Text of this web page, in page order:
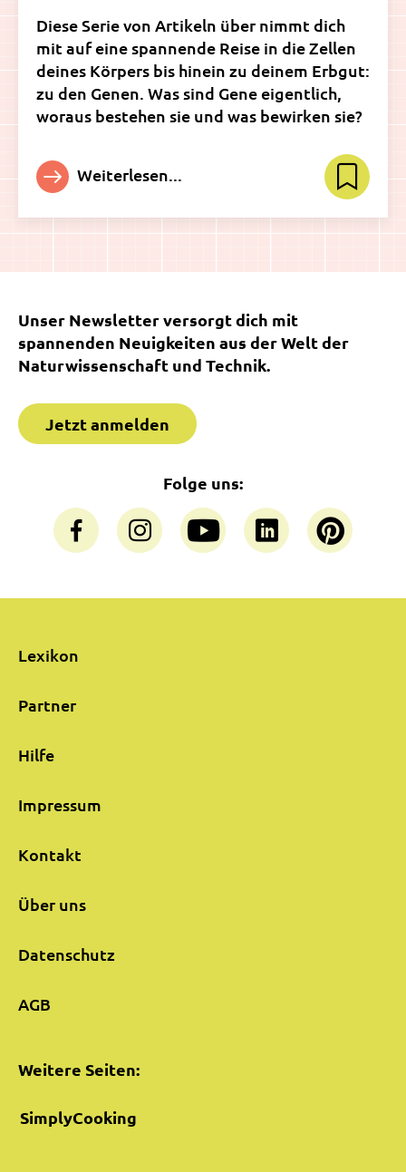
Diese Serie von Artikeln über nimmt dich
mit auf eine spannende Reise in die Zellen
deines Körpers bis hinein zu deinem Erbgut:
zu den Genen. Was sind Gene eigentlich,
woraus bestehen sie und was bewirken sie?
Weiterlesen...
Unser Newsletter versorgt dich mit
spannenden Neuigkeiten aus der Welt der
Naturwissenschaft und Technik.
Jetzt anmelden
Folge uns:
Lexikon
Partner
Hilfe
Impressum
Kontakt
Über uns
Datenschutz
AGB
Weitere Seiten:
SimplyCooking